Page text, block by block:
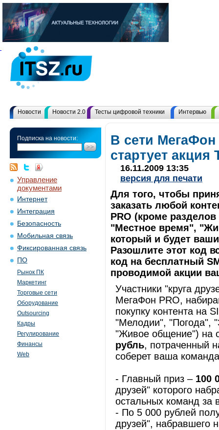
Новости Новости 2.0 Тесты цифровой техники Интервью
Подписка на новости:
Управление
документами
Интернет
Интеграция
Безопасность
Мобильная связь
Фиксированная связь
ПО
Рынок ПК
Маркетинг
Торговые сети
Оборудование
Outsourcing
Кадры
Регулирование
Финансы
Web
В сети
стартует акция
16.11.2009 13:35
версия для печати
Для того, чтобы
заказать любой
PRO (кроме
"Местное время",
который и будет
Разошлите этот код
код на бесплатный
проводимой акции
Участники "круга
МегаФон PRO,
покупку контента на
"Мелодии", "Погода",
"Живое общение") на
рубль, потраченный
соберет ваша
- Главный приз – 100
друзей" которого
остальных команд
- По 5 000 рублей
друзей", набравшего